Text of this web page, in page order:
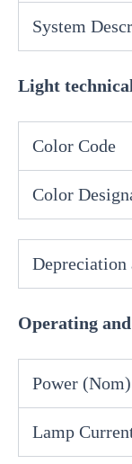
System
Light
Color Code
Color
Operating
Power (Nom)
Lamp